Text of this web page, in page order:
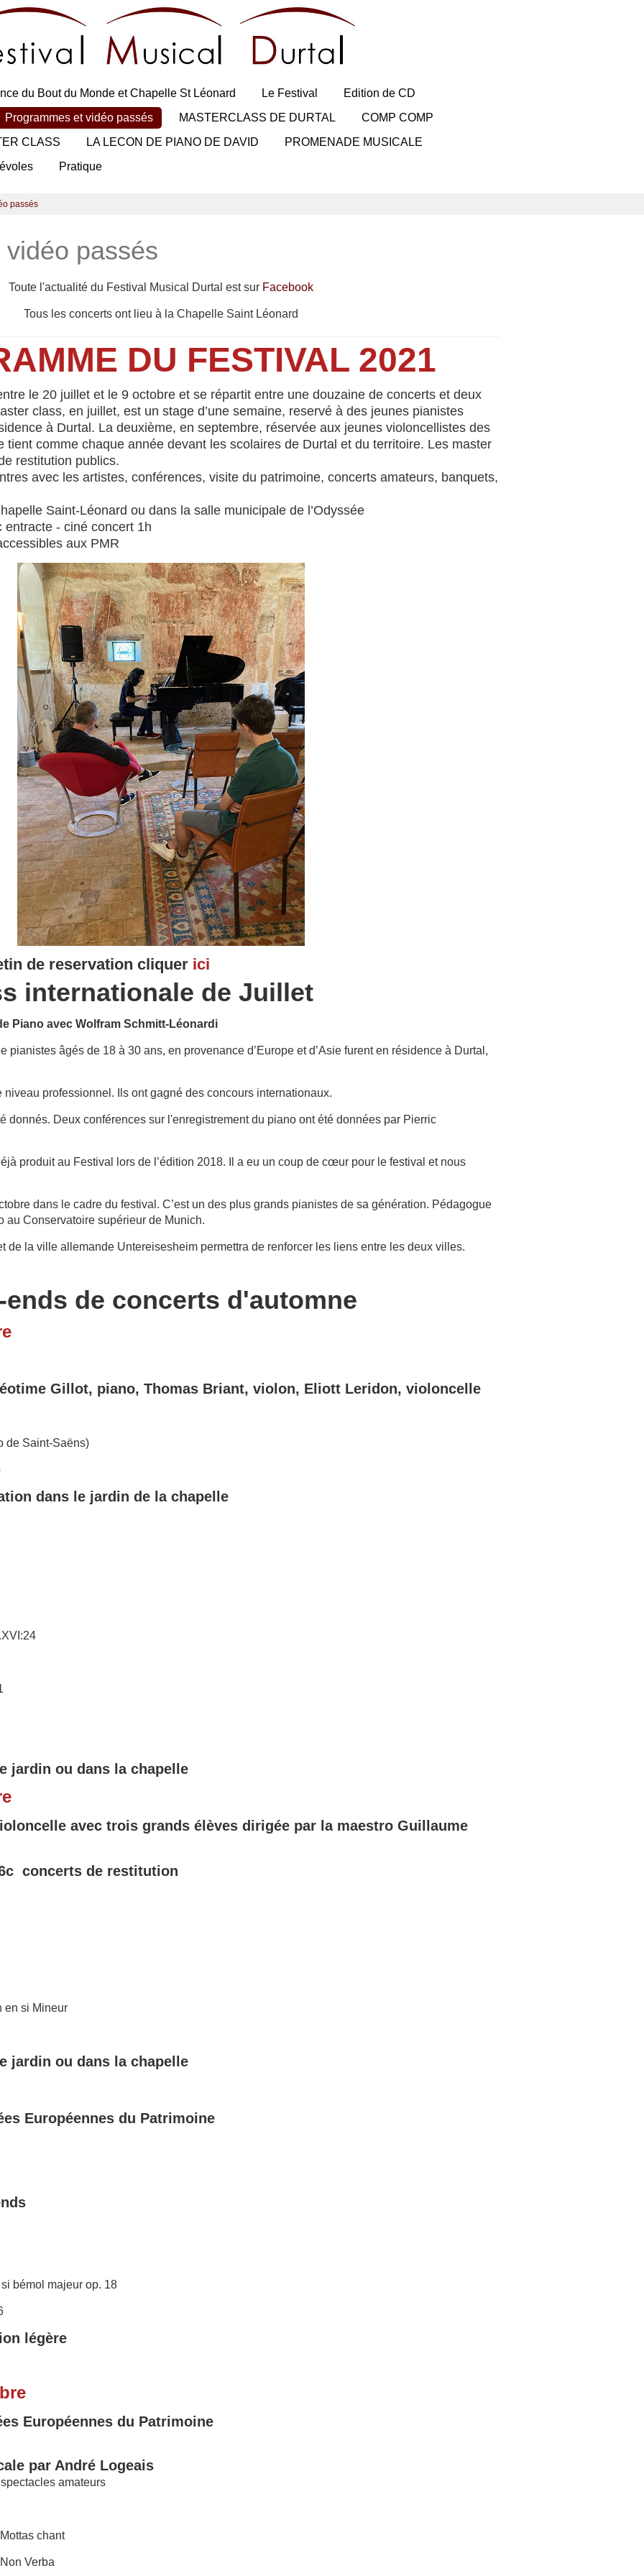
du Bout du Monde et Chapelle St Léonard Le Festival
Edition de CD
Programmes et vidéo passés MASTERCLASS DE DURTAL
COMP COMP
CLASS LA LECON DE PIANO DE DAVID
PROMENADE MUSICALE
Pratique
passés
passés
Toute l'actualité du Festival Musical Durtal est sur Facebook
Tous les concerts ont lieu à la Chapelle Saint Léonard
DU FESTIVAL 2021
le 20 juillet et le 9 octobre et se répartit entre une douzaine de concerts et deux
class, en juillet, est un stage d’une semaine, reservé à des jeunes pianistes
à Durtal. La deuxième, en septembre, réservée aux jeunes violoncellistes des
tient comme chaque année devant les scolaires de Durtal et du territoire. Les master
restitution publics.
avec les artistes, conférences, visite du patrimoine, concerts amateurs, banquets,
Saint-Léonard ou dans la salle municipale de l’Odyssée
- ciné concert 1h
aux PMR
de reservation cliquer ici
internationale de Juillet
Piano avec Wolfram Schmitt-Léonardi
pianistes âgés de 18 à 30 ans, en provenance d’Europe et d’Asie furent en résidence à Durtal,
professionnel. Ils ont gagné des concours internationaux.
donnés. Deux conférences sur l'enregistrement du piano ont été données par Pierric
produit au Festival lors de l’édition 2018. Il a eu un coup de cœur pour le festival et nous
dans le cadre du festival. C’est un des plus grands pianistes de sa génération. Pédagogue
au Conservatoire supérieur de Munich.
de la ville allemande Untereisesheim permettra de renforcer les liens entre les deux villes.
de concerts d'automne
Gillot, piano, Thomas Briant, violon, Eliott Leridon, violoncelle
de Saint-Saëns)
dans le jardin de la chapelle
jardin ou dans la chapelle
avec trois grands élèves dirigée par la maestro Guillaume
concerts de restitution
en si Mineur
jardin ou dans la chapelle
Européennes du Patrimoine
bémol majeur op. 18
légère
Européennes du Patrimoine
par André Logeais
amateurs
chant
Verba